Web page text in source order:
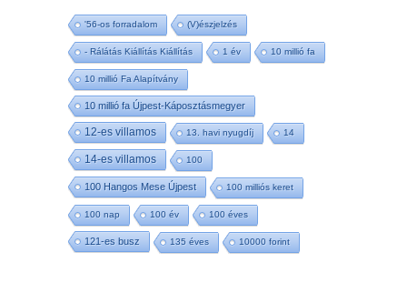
'56-os forradalom (V)észjelzés
- Rálátás Kiállítás Kiállítás 1 év 10 millió fa
10 millió Fa Alapítvány
10 millió fa Újpest-Káposztásmegyer
12-es villamos 13. havi nyugdíj 14
14-es villamos 100
100 Hangos Mese Újpest 100 milliós keret
100 nap 100 év 100 éves
121-es busz 135 éves 10000 forint